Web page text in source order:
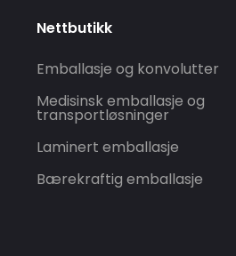
Nettbutikk
Emballasje og konvolutter
Medisinsk emballasje og
transportløsninger
Laminert emballasje
Bærekraftig emballasje